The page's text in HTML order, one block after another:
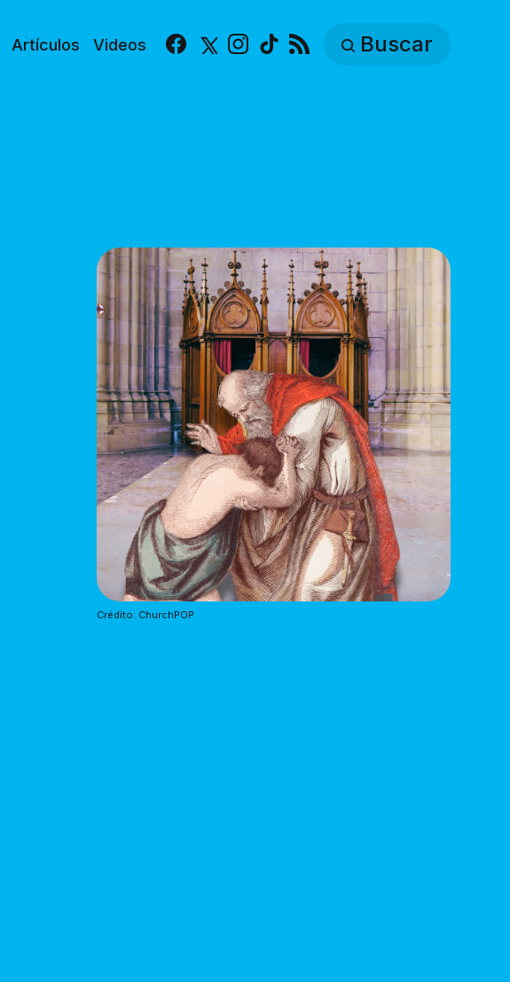
Artículos Videos Facebook
X Instagram
TikTok Buscar
Crédito: ChurchPOP